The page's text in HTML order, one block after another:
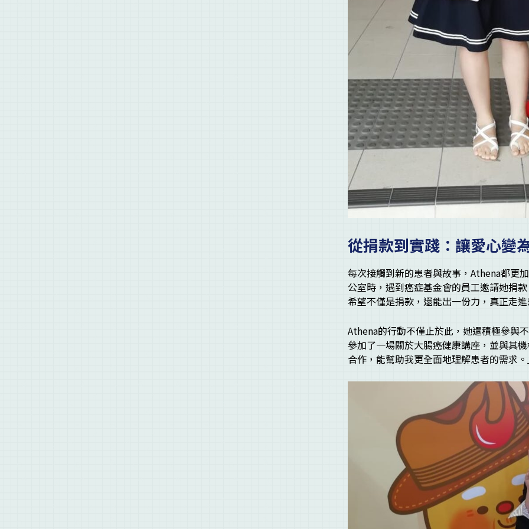
從捐款到實踐：讓愛心變
每次接觸到新的患者與故事，Athena都更
公室時，遇到癌症基金會的員工邀請她捐
希望不僅是捐款，還能出一份力，真正走
Athena的行動不僅止於此，她還積極參與
參加了一場關於大腸癌健康講座，並與其
合作，能幫助我更全面地理解患者的需求